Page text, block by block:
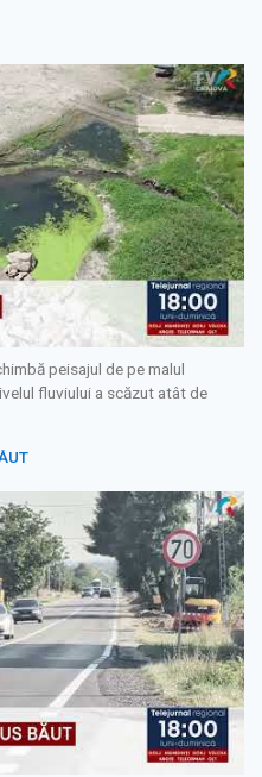
peisajul de pe malul
fluviului a scăzut atât de